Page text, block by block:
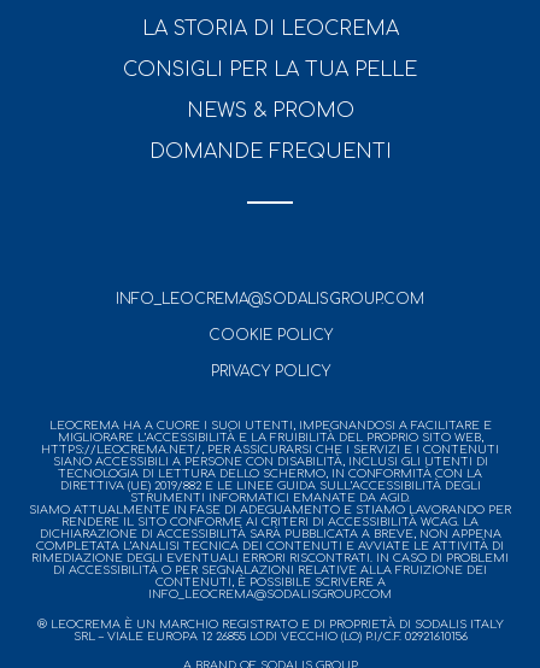
LA STORIA DI LEOCREMA
CONSIGLI PER LA TUA PELLE
NEWS & PROMO
DOMANDE FREQUENTI
INFO_LEOCREMA@SODALISGROUP.COM
COOKIE POLICY
PRIVACY POLICY
LEOCREMA HA A CUORE I SUOI UTENTI, IMPEGNANDOSI A FACILITARE E
MIGLIORARE L’ACCESSIBILITÀ E LA FRUIBILITÀ DEL PROPRIO SITO WEB,
HTTPS://LEOCREMA.NET/, PER ASSICURARSI CHE I SERVIZI E I CONTENUTI
SIANO ACCESSIBILI A PERSONE CON DISABILITÀ, INCLUSI GLI UTENTI DI
TECNOLOGIA DI LETTURA DELLO SCHERMO, IN CONFORMITÀ CON LA
DIRETTIVA (UE) 2019/882 E LE LINEE GUIDA SULL’ACCESSIBILITÀ DEGLI
STRUMENTI INFORMATICI EMANATE DA AGID.
SIAMO ATTUALMENTE IN FASE DI ADEGUAMENTO E STIAMO LAVORANDO PER
RENDERE IL SITO CONFORME AI CRITERI DI ACCESSIBILITÀ WCAG. LA
DICHIARAZIONE DI ACCESSIBILITÀ SARÀ PUBBLICATA A BREVE, NON APPENA
COMPLETATA L’ANALISI TECNICA DEI CONTENUTI E AVVIATE LE ATTIVITÀ DI
RIMEDIAZIONE DEGLI EVENTUALI ERRORI RISCONTRATI. IN CASO DI PROBLEMI
DI ACCESSIBILITÀ O PER SEGNALAZIONI RELATIVE ALLA FRUIZIONE DEI
CONTENUTI, È POSSIBILE SCRIVERE A
INFO_LEOCREMA@SODALISGROUP.COM
® LEOCREMA È UN MARCHIO REGISTRATO E DI PROPRIETÀ DI SODALIS ITALY
SRL – VIALE EUROPA 12 26855 LODI VECCHIO (LO) P.I/C.F. 02921610156